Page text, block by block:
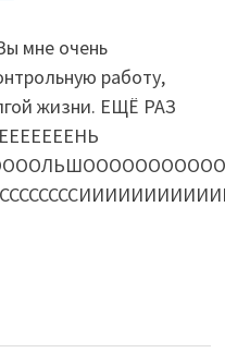
мне очень
работу,
жизни. ЕЩЁ РАЗ